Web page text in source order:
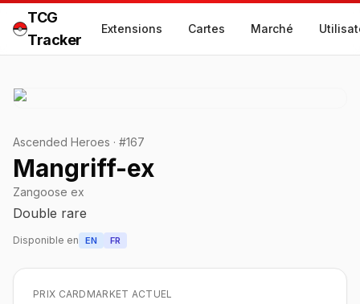
TCG
Tracker
Extensions Cartes Marché
Ascended Heroes · #167
Mangriff-ex
Zangoose ex
Double rare
Disponible en EN FR
PRIX CARDMARKET ACTUEL